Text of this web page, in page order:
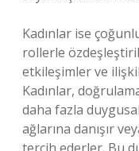
Kadınlar ise
rollerle
etkileşimler ve
Kadınlar,
daha fazla
ağlarına danışır